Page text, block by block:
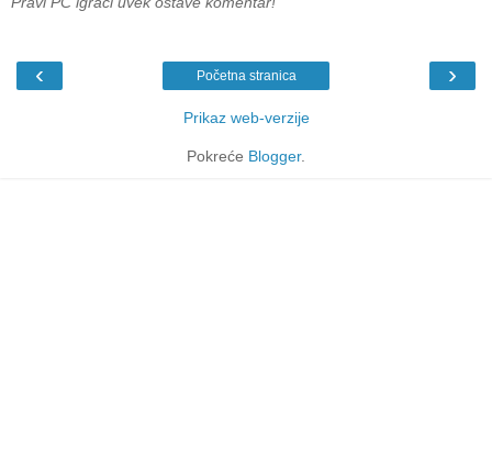
‹ ›
Početna stranica
Prikaz web-verzije
Pokreće Blogger.